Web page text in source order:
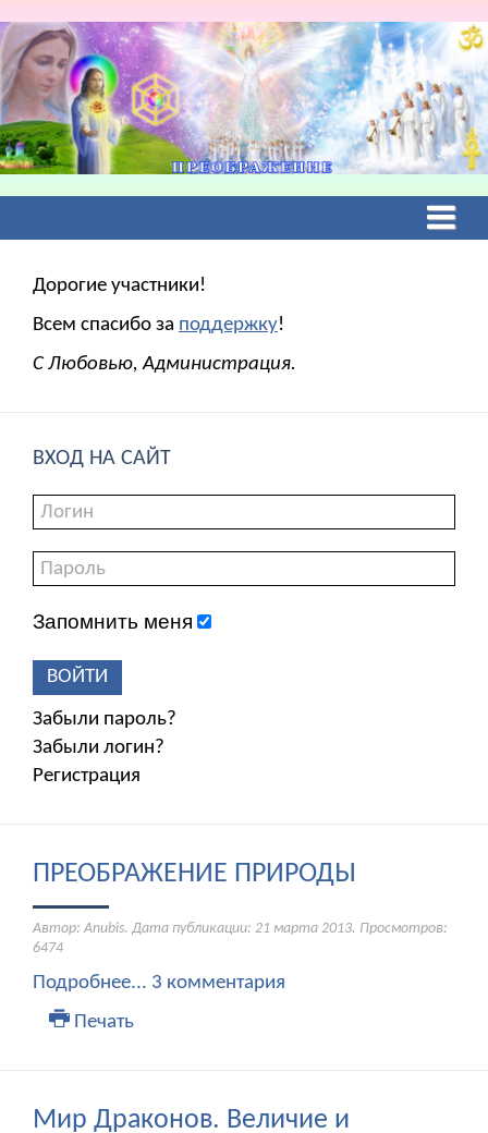
Дорогие участники!
Всем спасибо за поддержку!
С Любовью, Администрация.
ВХОД НА САЙТ
Запомнить меня
ВОЙТИ
Забыли пароль?
Забыли логин?
Регистрация
ПРЕОБРАЖЕНИЕ ПРИРОДЫ
Автор: Anubis. Дата публикации: 21 марта 2013. Просмотров:
6474
Подробнее... 3 комментария
Печать
Мир Драконов. Величие и